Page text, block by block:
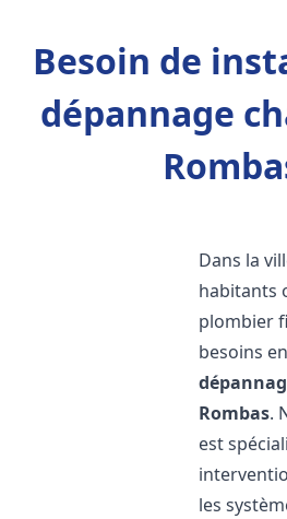
Besoin de
dépannage
Dans la
habitants
plombier
besoins en
Rombas.
est
les